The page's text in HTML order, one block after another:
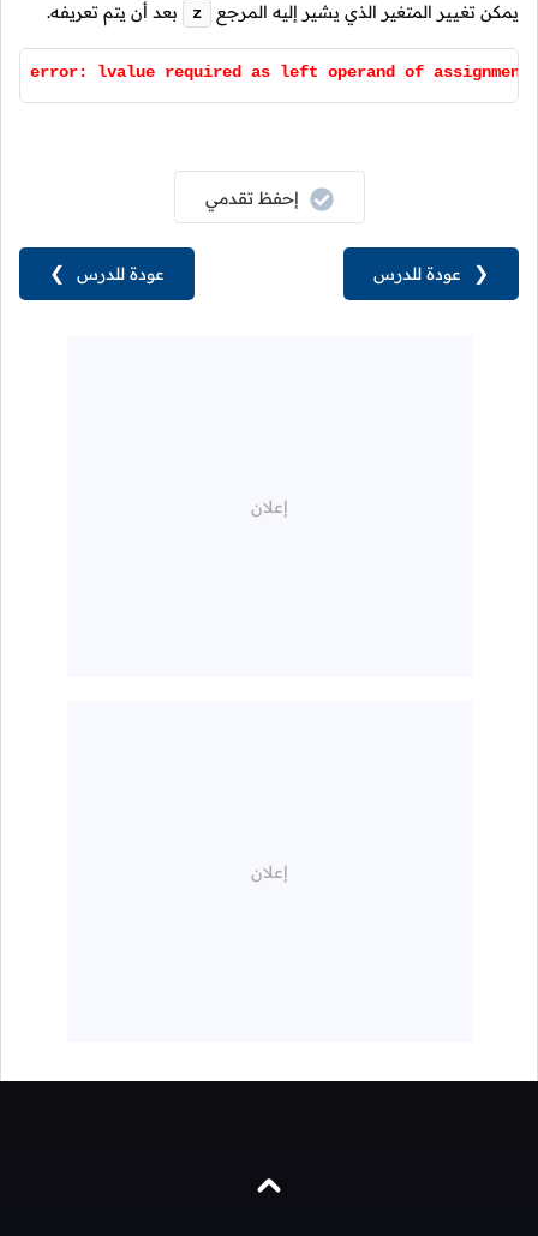
يمكن تغيير المتغير الذي يشير إليه المرجع z بعد أن يتم تعريفه.
error: lvalue required as left operand of assignment
عودة للدرس ❯
إحفظ تقدمي
❮ عودة للدرس